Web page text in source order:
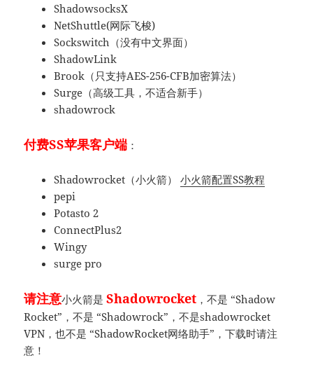
ShadowsocksX
NetShuttle(网际飞梭)
Sockswitch（没有中文界面）
ShadowLink
Brook（只支持AES-256-CFB加密算法）
Surge（高级工具，不适合新手）
shadowrock
付费SS苹果客户端 ：
Shadowrocket（小火箭） 小火箭配置SS教程
pepi
Potasto 2
ConnectPlus2
Wingy
surge pro
请注意小火箭是Shadowrocket ，不是 “Shadow
Rocket”，不是 “Shadowrock”，不是shadowrocket
VPN，也不是 “ShadowRocket网络助手”，下载时请注
意！